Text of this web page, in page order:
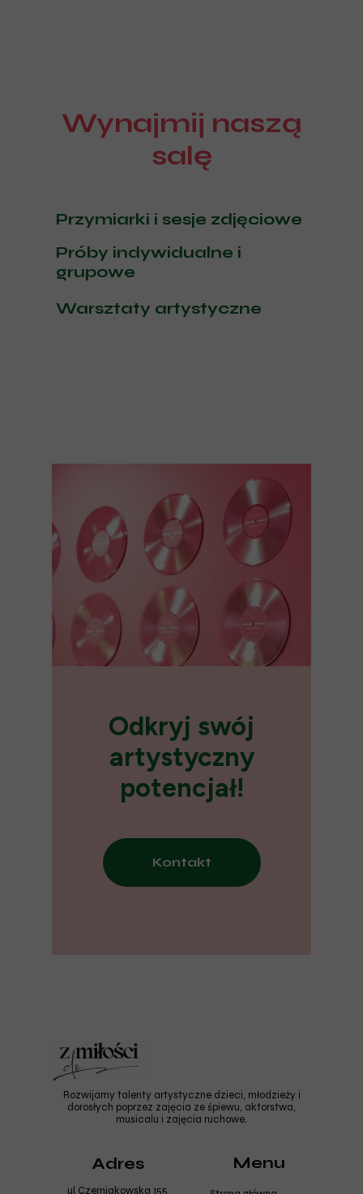
Warsztaty artystyczne
Próby indywidualne i
grupowe
Przymiarki i sesje zdjęciowe
Wynajmij naszą
salę
Kontakt
Odkryj swój
artystyczny
potencjał!
Rozwijamy talenty artystyczne dzieci, młodzieży i
dorosłych poprzez zajęcia ze śpiewu, aktorstwa,
musicalu i zajęcia ruchowe.
Menu
Adres
ul Czerniakowska 155